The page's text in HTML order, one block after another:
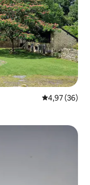
Évaluation
4,97 (36)